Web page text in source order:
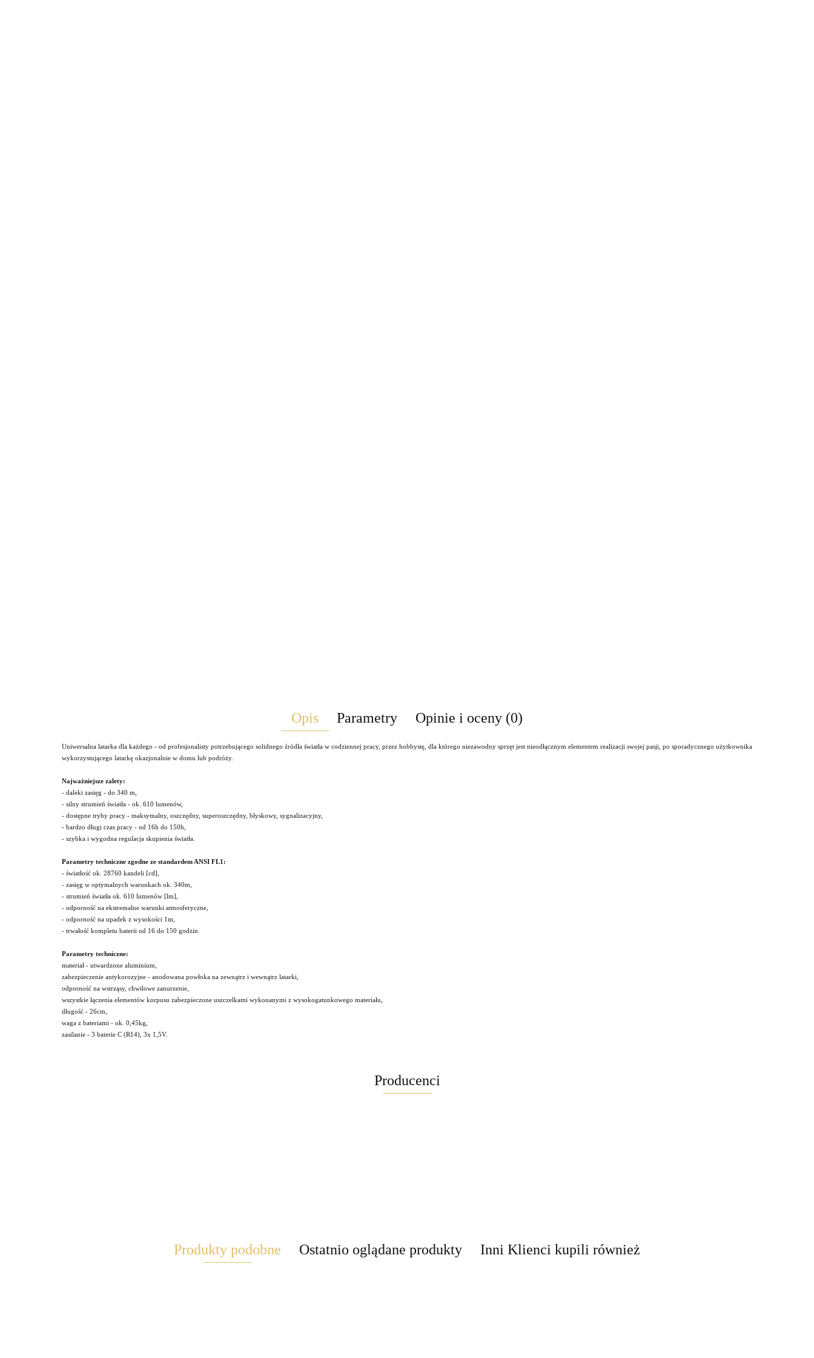
Opis Parametry Opinie i oceny (0)
Uniwersalna latarka dla każdego - od profesjonalisty potrzebującego solidnego źródła światła w codziennej pracy, przez hobbystę, dla którego niezawodny sprzęt jest nieodłącznym elementem realizacji swojej pasji, po sporadycznego użytkownika
wykorzystującego latarkę okazjonalnie w domu lub podróży.
Najważniejsze zalety:
- daleki zasięg - do 340 m,
- silny strumień światła - ok. 610 lumenów,
- dostępne tryby pracy - maksymalny, oszczędny, superoszczędny, błyskowy, sygnalizacyjny,
- bardzo długi czas pracy - od 16h do 150h,
- szybka i wygodna regulacja skupienia światła.
Parametry techniczne zgodne ze standardem ANSI FL1:
- światłość ok. 28760 kandeli [cd],
- zasięg w optymalnych warunkach ok. 340m,
- strumień światła ok. 610 lumenów [lm],
- odporność na ekstremalne warunki atmosferyczne,
- odporność na upadek z wysokości 1m,
- trwałość kompletu baterii od 16 do 150 godzin.
Parametry techniczne:
materiał - utwardzone aluminium,
zabezpieczenie antykorozyjne - anodowana powłoka na zewnątrz i wewnątrz latarki,
odporność na wstrząsy, chwilowe zanurzenie,
wszystkie łączenia elementów korpusu zabezpieczone uszczelkami wykonanymi z wysokogatunkowego materiału,
długość - 26cm,
waga z bateriami - ok. 0,45kg,
zasilanie - 3 baterie C (R14), 3x 1,5V.
Producenci
Brite
Produkty podobne Ostatnio oglądane produkty Inni Klienci kupili również